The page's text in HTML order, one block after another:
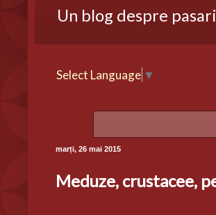
Un blog despre
Select Language ▼
marți, 26 mai 2015
Meduze, crustacee,